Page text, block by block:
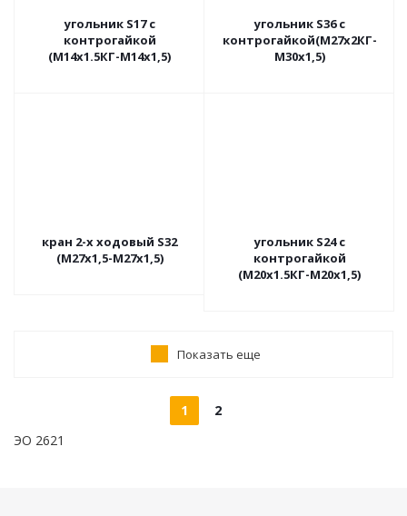
угольник S17 с
контрогайкой
(М14х1.5КГ-М14х1,5)
угольник S36 с
контрогайкой(М27х2КГ-
М30х1,5)
кран 2-х ходовый S32
(М27х1,5-М27х1,5)
угольник S24 с
контрогайкой
(М20х1.5КГ-М20х1,5)
Показать еще
1
2
ЭО 2621